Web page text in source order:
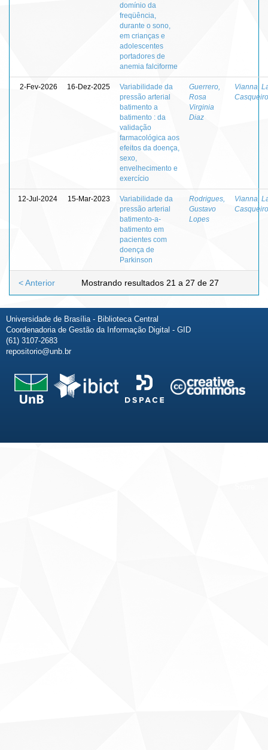
domínio da
freqüência,
durante o sono,
em crianças e
adolescentes
portadores de
anemia falciforme
2-Fev-2026 16-Dez-2025
Variabilidade da
pressão arterial
batimento a
batimento : da
validação
farmacológica aos
efeitos da doença,
sexo,
envelhecimento e
exercício
Guerrero,
Rosa
Virginia
Diaz
Vianna,
Casqueiro
12-Jul-2024 15-Mar-2023
Variabilidade da
pressão arterial
batimento-a-
batimento em
pacientes com
doença de
Parkinson
Rodrigues,
Gustavo
Lopes
Vianna,
Casqueiro
Mostrando resultados 21 a 27 de 27
< Anterior
Universidade de Brasília - Biblioteca Central
Coordenadoria de Gestão da Informação Digital - GID
(61) 3107-2683
repositorio@unb.br